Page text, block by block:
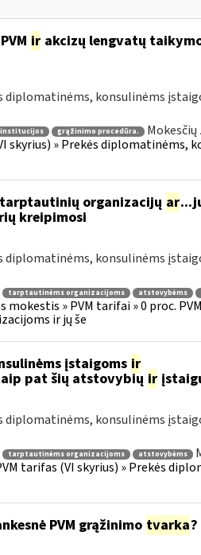
irakcizų lengvatų
diplomatinėms, konsulinėms
institucijos grąžinimo procedūra.
skyrius) » Prekės diplomatinėms,
organizacijų ar
kreipimosi
diplomatinėms, konsulinėms
tarptautinėms organizacijoms atstovybėms
mokestis » PVM tarifai » 0 proc.
ir jų še
įstaigoms ir
pat šių atstovybių ir
diplomatinėms, konsulinėms
tarptautinėms organizacijoms atstovybėms
tarifas (VI skyrius) » Prekės
PVM grąžinimo tvarka?